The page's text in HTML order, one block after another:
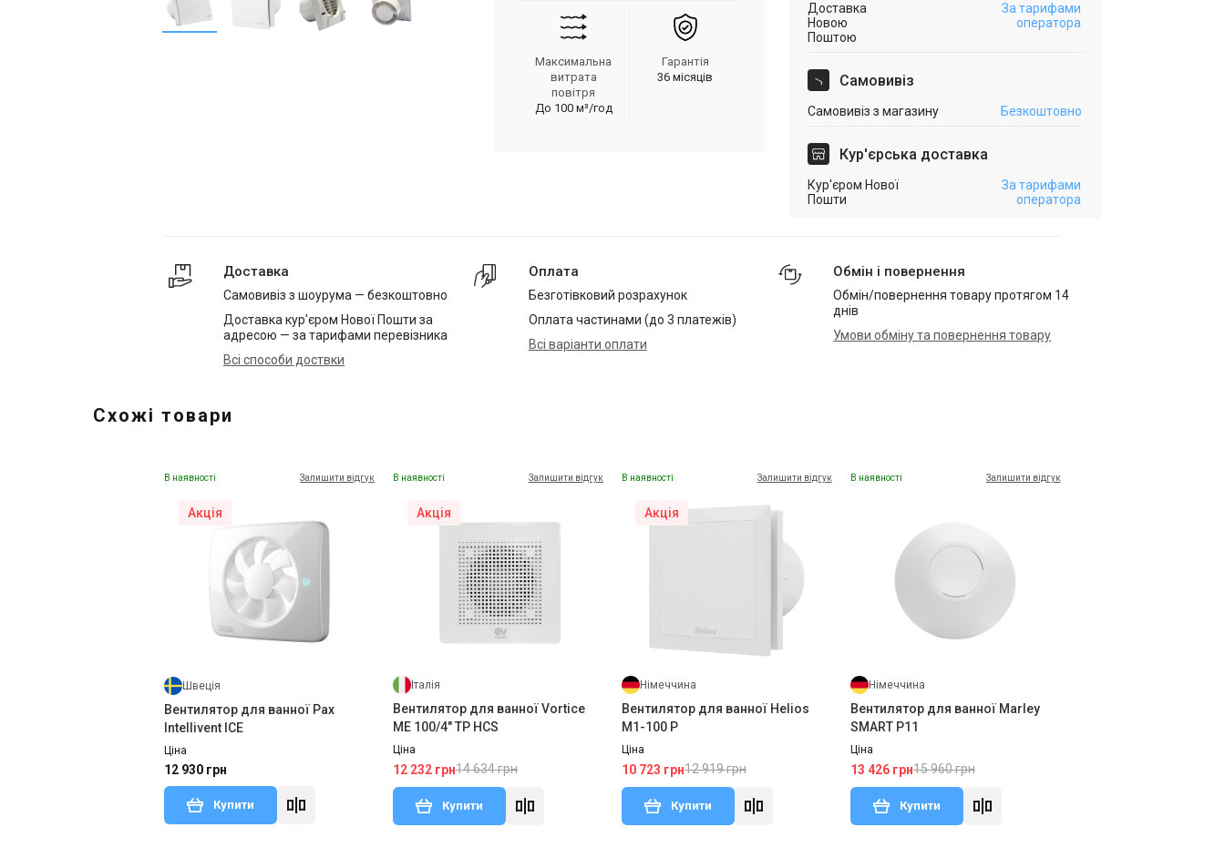
Максимальна
витрата
повітря
До 100 м³/год
Гарантія
36 місяців
Доставка
Новою
Поштою
За тарифами
оператора
Самовивіз
Самовивіз з магазину Безкоштовно
Кур'єрська доставка
Кур'єром Нової
Пошти
За тарифами
оператора
Доставка
Самовивіз з шоурума — безкоштовно
Доставка кур'єром Нової Пошти за
адресою — за тарифами перевізника
Всі способи доствки
Оплата
Безготівковий розрахунок
Оплата частинами (до 3 платежів)
Всі варіанти оплати
Обмін і повернення
Обмін/повернення товару протягом 14
днів
Умови обміну та повернення товару
Схожі товари
В наявності Залишити відгук
Акція
Швеція
Вентилятор для ванної Pax
Intellivent ICE
Ціна
12 930 грн
Купити
В наявності Залишити відгук
Акція
Італія
Вентилятор для ванної Vortice
ME 100/4" TP HCS
Ціна
12 232 грн14 634 грн
Купити
В наявності Залишити відгук
Акція
Німеччина
Вентилятор для ванної Helios
M1-100 P
Ціна
10 723 грн12 919 грн
Купити
В наявності Залишити відгук
Німеччина
Вентилятор для ванної Marley
SMART P11
Ціна
13 426 грн15 960 грн
Купити